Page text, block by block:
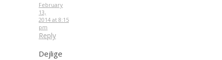
February
13,
2014 at 8:15
pm
Reply
Dejlige